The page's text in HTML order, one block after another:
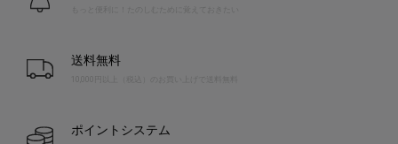
送料無料
10,000円以上（税込）のお買い上げで送料無料
ポイントシステム